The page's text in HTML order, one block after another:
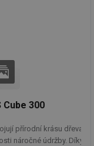
Cube 300
přírodní krásu dřeva
náročné údržby. Díky